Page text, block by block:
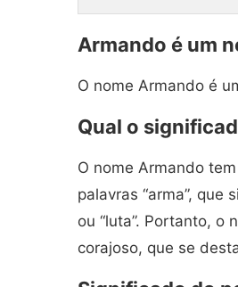
Armando é um
O nome Armando é
Qual o
O nome Armando
palavras “arma”, que
ou “luta”. Portanto, o
corajoso, que se